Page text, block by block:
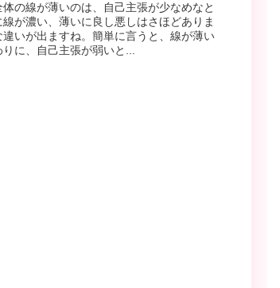
の線が薄いのは、自己主張が少なめなと
が濃い、薄いに良し悪しはさほどありま
いが出ますね。簡単に言うと、線が薄い
に、自己主張が弱いと...